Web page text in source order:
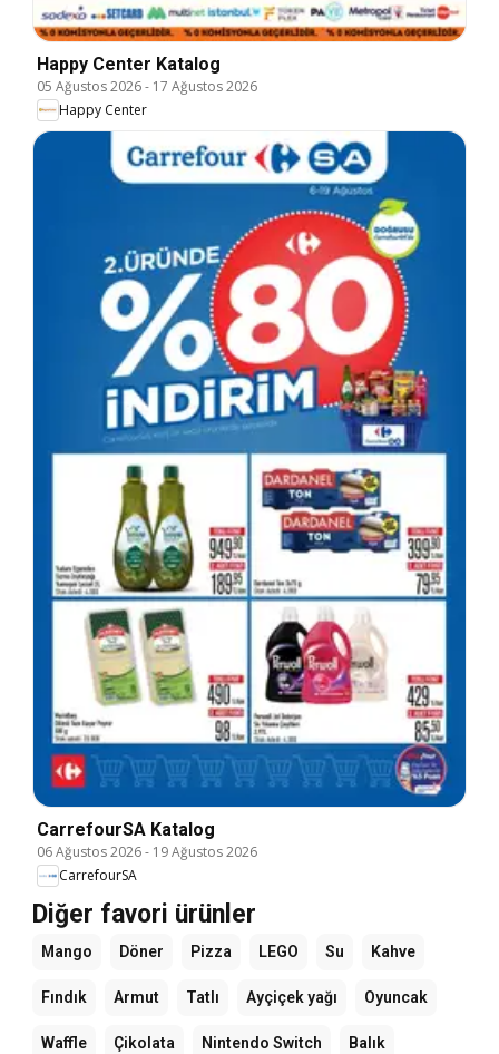
Happy Center Katalog
05 Ağustos 2026- 17 Ağustos 2026
Happy Center
CarrefourSA Katalog
06 Ağustos 2026- 19 Ağustos 2026
CarrefourSA
Diğer favori ürünler
Mango Döner Pizza LEGO Su Kahve
Fındık Armut Tatlı Ayçiçek yağı Oyuncak
Waffle Çikolata Nintendo Switch Balık